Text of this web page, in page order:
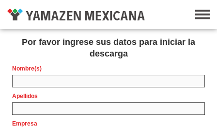
Por favor ingrese sus datos para iniciar la
descarga
Nombre(s)
Apellidos
Empresa